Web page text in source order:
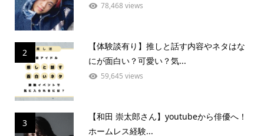
78,468 views
2
【体験談有り】推しと話す内容やネタはな
にが面白い？可愛い？気...
59,645 views
3
【和田 崇太郎さん】youtubeから俳優へ！
ホームレス経験...